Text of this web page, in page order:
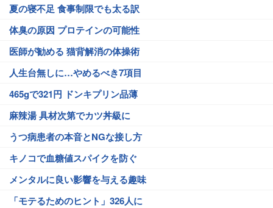
夏の寝不足 食事制限でも太る訳
体臭の原因 プロテインの可能性
医師が勧める 猫背解消の体操術
人生台無しに…やめるべき7項目
465gで321円 ドンキプリン品薄
麻辣湯 具材次第でカツ丼級に
うつ病患者の本音とNGな接し方
キノコで血糖値スパイクを防ぐ
メンタルに良い影響を与える趣味
「モテるためのヒント」326人に